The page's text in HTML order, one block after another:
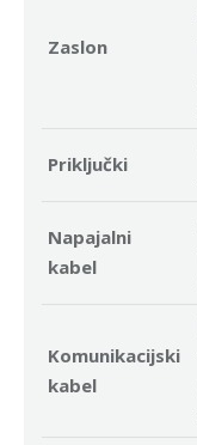
Zaslon
Priključki
Napajalni
kabel
Komunikacijski
kabel